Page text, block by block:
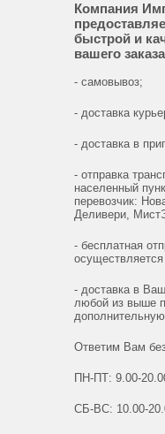
Компания
быстрой и
вашего
- самовывоз;
- доставка
- доставка в
- отправка
населенный
перевозчик:
Деливери,
- бесплатная
осуществляется
- доставка в
любой из выше
дополнительную
Ответим Вам
ПН-ПТ: 9.00-
СБ-ВС: 10.00-